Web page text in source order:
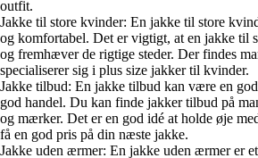
outfit.
Jakke til store kvinder: En jakke til store
og komfortabel. Det er vigtigt, at en jakke til
og fremhæver de rigtige steder. Der findes
specialiserer sig i plus size jakker til kvinder.
Jakke tilbud: En jakke tilbud kan være en
god handel. Du kan finde jakker tilbud på
og mærker. Det er en god idé at holde øje
få en god pris på din næste jakke.
Jakke uden ærmer: En jakke uden ærmer er